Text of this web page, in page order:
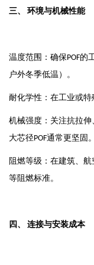
三、 环境与机械性能
温度范围：确保POF的
户外冬季低温）。
耐化学性：在工业或特
机械强度：关注抗拉伸
大芯径POF通常更坚固。
阻燃等级：在建筑、
等阻燃标准。
四、 连接与安装成本